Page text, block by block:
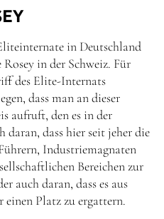
in Deutschland
in der Schweiz. Für
des Elite-Internats
dass man an dieser
aufruft, den es in der
dass hier seit jeher die
Industriemagnaten
Bereichen zur
auch daran, dass es aus
einen Platz zu ergattern.